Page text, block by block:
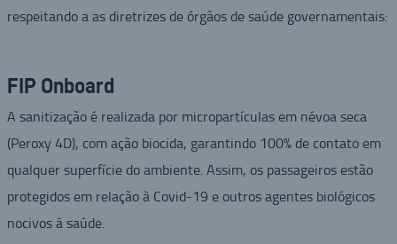
respeitando a as diretrizes de órgãos de saúde governamentais:
FIP Onboard
A sanitização é realizada por micropartículas em névoa seca
(Peroxy 4D), com ação biocida, garantindo 100% de contato em
qualquer superfície do ambiente. Assim, os passageiros estão
protegidos em relação à Covid-19 e outros agentes biológicos
nocivos à saúde.